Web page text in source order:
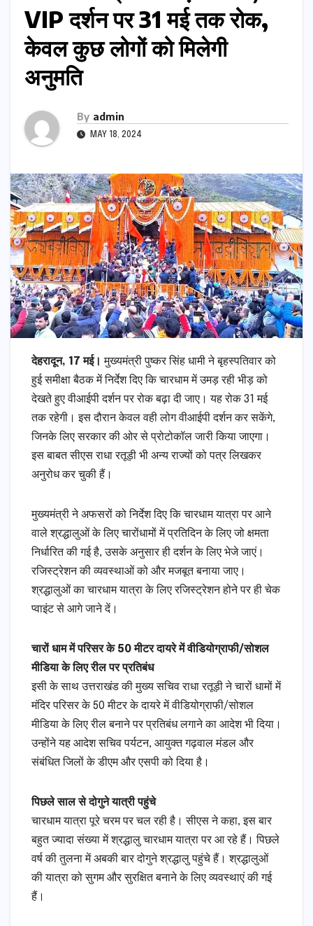
VIP दर्शन पर 31 मई तक रोक,
केवल कुछ लोगों को मिलेगी
अनुमति
By admin
MAY 18, 2024
देहरादून, 17 मई। मुख्यमंत्री पुष्कर सिंह धामी ने बृहस्पतिवार को
हुई समीक्षा बैठक में निर्देश दिए कि चारधाम में उमड़ रही भीड़ को
देखते हुए वीआईपी दर्शन पर रोक बढ़ा दी जाए। यह रोक 31 मई
तक रहेगी। इस दौरान केवल वही लोग वीआईपी दर्शन कर सकेंगे,
जिनके लिए सरकार की ओर से प्रोटोकॉल जारी किया जाएगा।
इस बाबत सीएस राधा रतूड़ी भी अन्य राज्यों को पत्र लिखकर
अनुरोध कर चुकी हैं।
मुख्यमंत्री ने अफसरों को निर्देश दिए कि चारधाम यात्रा पर आने
वाले श्रद्धालुओं के लिए चारोंधामों में प्रतिदिन के लिए जो क्षमता
निर्धारित की गई है, उसके अनुसार ही दर्शन के लिए भेजे जाएं।
रजिस्ट्रेशन की व्यवस्थाओं को और मजबूत बनाया जाए।
श्रद्धालुओं का चारधाम यात्रा के लिए रजिस्ट्रेशन होने पर ही चेक
प्वाइंट से आगे जाने दें।
चारों धाम में परिसर के 50 मीटर दायरे में वीडियोग्राफी/सोशल
मीडिया के लिए रील पर प्रतिबंध
इसी के साथ उत्तराखंड की मुख्य सचिव राधा रतूड़ी ने चारों धामों में
मंदिर परिसर के 50 मीटर के दायरे में वीडियोग्राफी/सोशल
मीडिया के लिए रील बनाने पर प्रतिबंध लगाने का आदेश भी दिया।
उन्होंने यह आदेश सचिव पर्यटन, आयुक्त गढ़वाल मंडल और
संबंधित जिलों के डीएम और एसपी को दिया है।
पिछले साल से दोगुने यात्री पहुंचे
चारधाम यात्रा पूरे चरम पर चल रही है। सीएस ने कहा, इस बार
बहुत ज्यादा संख्या में श्रद्धालु चारधाम यात्रा पर आ रहे हैं। पिछले
वर्ष की तुलना में अबकी बार दोगुने श्रद्धालु पहुंचे हैं। श्रद्धालुओं
की यात्रा को सुगम और सुरक्षित बनाने के लिए व्यवस्थाएं की गई
हैं।